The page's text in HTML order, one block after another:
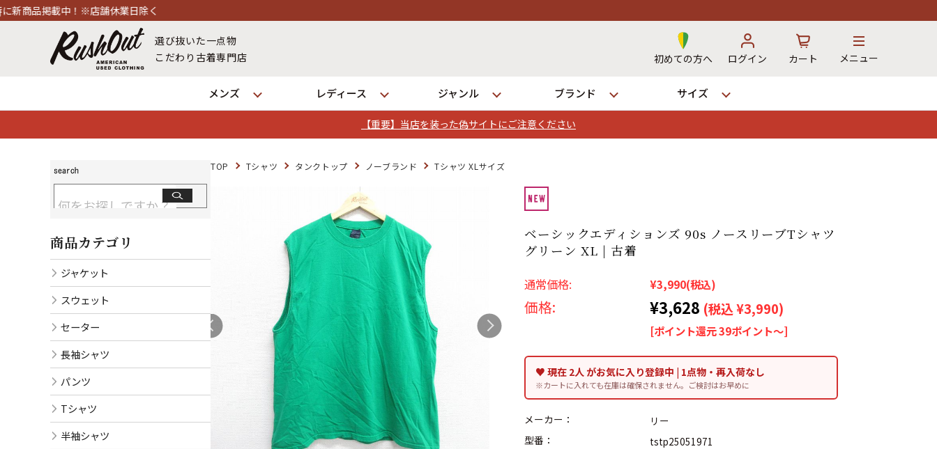
【重要】当店を装った偽サイトにご注意ください
除く
選び抜いた一点物
こだわり古着専門店
初めての方へ ログイン カート メニュー
メンズ レディース ジャンル ブランド サイズ
店舗一覧
※対応不可：日祝、長期休暇、セール
Search by Hotword今週のHOTワード（7/29〜8/4）
TOP Tシャツ タンクトップ ノーブランド Tシャツ XLサイズ
ベーシックエディションズ 90s ノースリーブTシャツ
グリーン XL | 古着
通常価格: ¥3,990(税込)
価格: ¥3,628 (税込 ¥3,990)
[ポイント還元 39ポイント～]
♥ 現在 2人 がお気に入り登録中 | 1点物・再入荷なし
※カートに入れても在庫は確保されません。ご検討はお早めに
メーカー：
リー
型番：
tstp25051971
商品カテゴリ
ジャケット
スウェット
セーター
長袖シャツ
パンツ
Tシャツ
半袖シャツ